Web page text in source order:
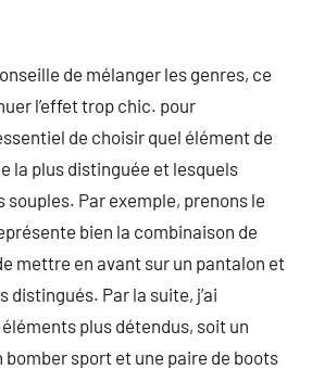
de mélanger les genres, ce
l’effet trop chic. pour
de choisir quel élément de
la plus distinguée et lesquels
souples. Par exemple, prenons le
bien la combinaison de
mettre en avant sur un pantalon et
distingués. Par la suite, j’ai
plus détendus, soit un
bomber sport et une paire de boots